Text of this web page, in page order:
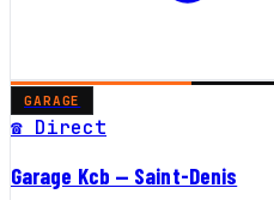
GARAGE
☎ Direct
Garage Kcb — Saint-Denis